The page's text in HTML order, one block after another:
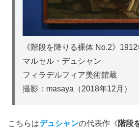
《階段を降りる裸体 No.2》
マルセル・デュシャン
フィラデルフィア美術館蔵
撮影：masaya（2018年12月）
こちらはデュシャンの代表作《階段